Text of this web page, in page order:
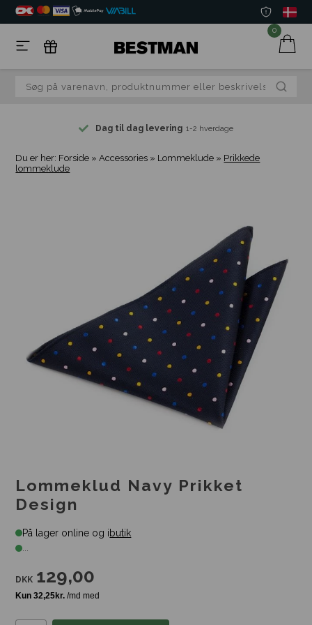
0
Dag til dag levering 1-2 hverdage
Du er her: Forside »Accessories » Lommeklude » Prikkede
lommeklude
Lommeklud Navy Prikket
Design
På lager online og ibutik
...
DKK 129,00